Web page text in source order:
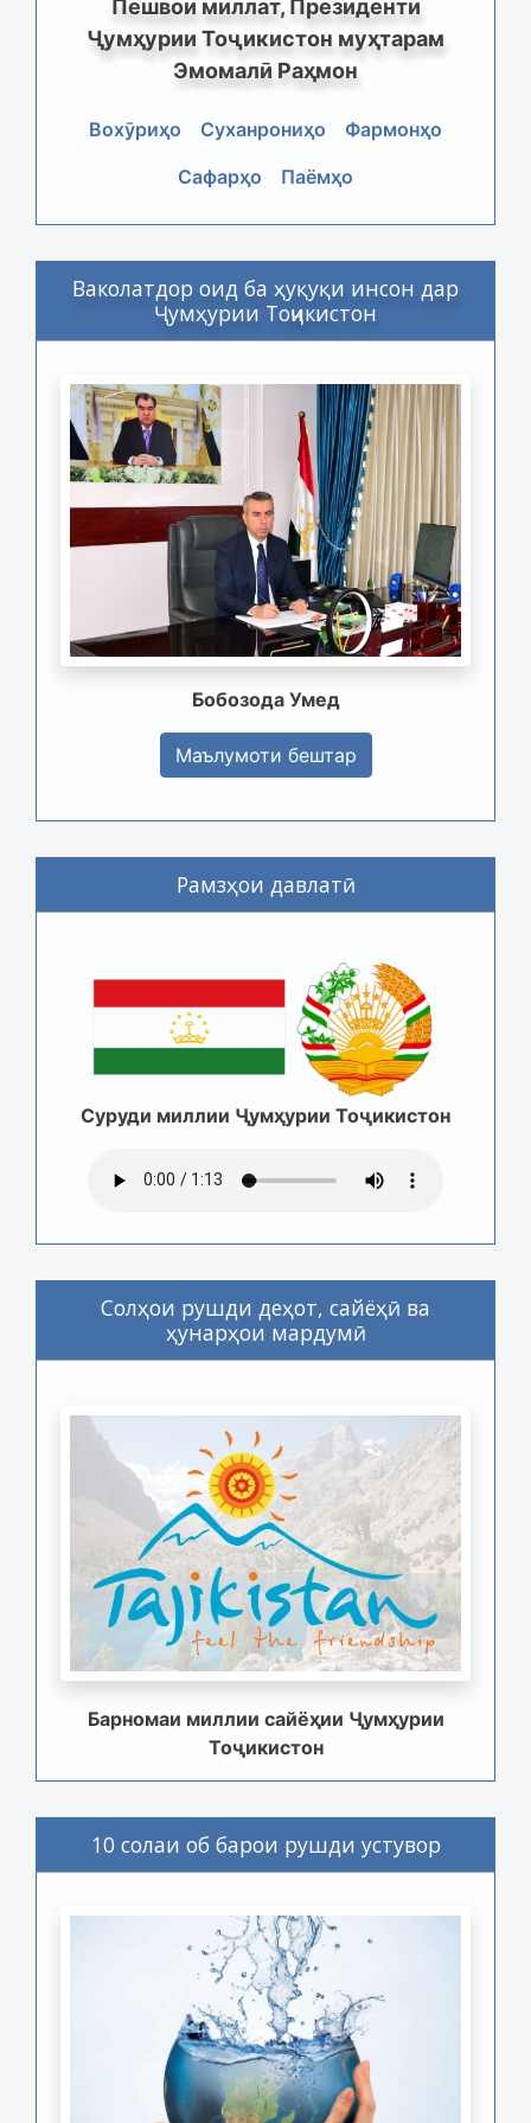
Пешвои миллат, Президенти
Ҷумҳурии Тоҷикистон муҳтарам
Эмомалӣ Раҳмон
Вохӯриҳо Суханрониҳо
Фармонҳо
Сафарҳо
Паёмҳо
Ваколатдор оид ба ҳуқуқи инсон дар
Ҷумҳурии Тоҷикистон
Бобозода Умед
Маълумоти бештар
Рамзҳои давлатӣ
Суруди миллии Ҷумҳурии Тоҷикистон
Солҳои рушди деҳот, сайёҳӣ ва
ҳунарҳои мардумӣ
Барномаи миллии сайёҳии Ҷумҳурии
Тоҷикистон
10 солаи об барои рушди устувор